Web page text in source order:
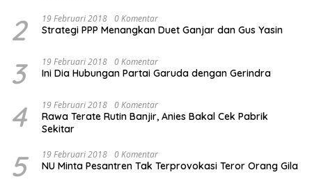
2 19 Februari 2018 0 Komentar
Strategi PPP Menangkan Duet Ganjar dan Gus Yasin
3 19 Februari 2018 0 Komentar
Ini Dia Hubungan Partai Garuda dengan Gerindra
4 19 Februari 2018 0 Komentar
Rawa Terate Rutin Banjir, Anies Bakal Cek Pabrik
Sekitar
5 19 Februari 2018 0 Komentar
NU Minta Pesantren Tak Terprovokasi Teror Orang Gila